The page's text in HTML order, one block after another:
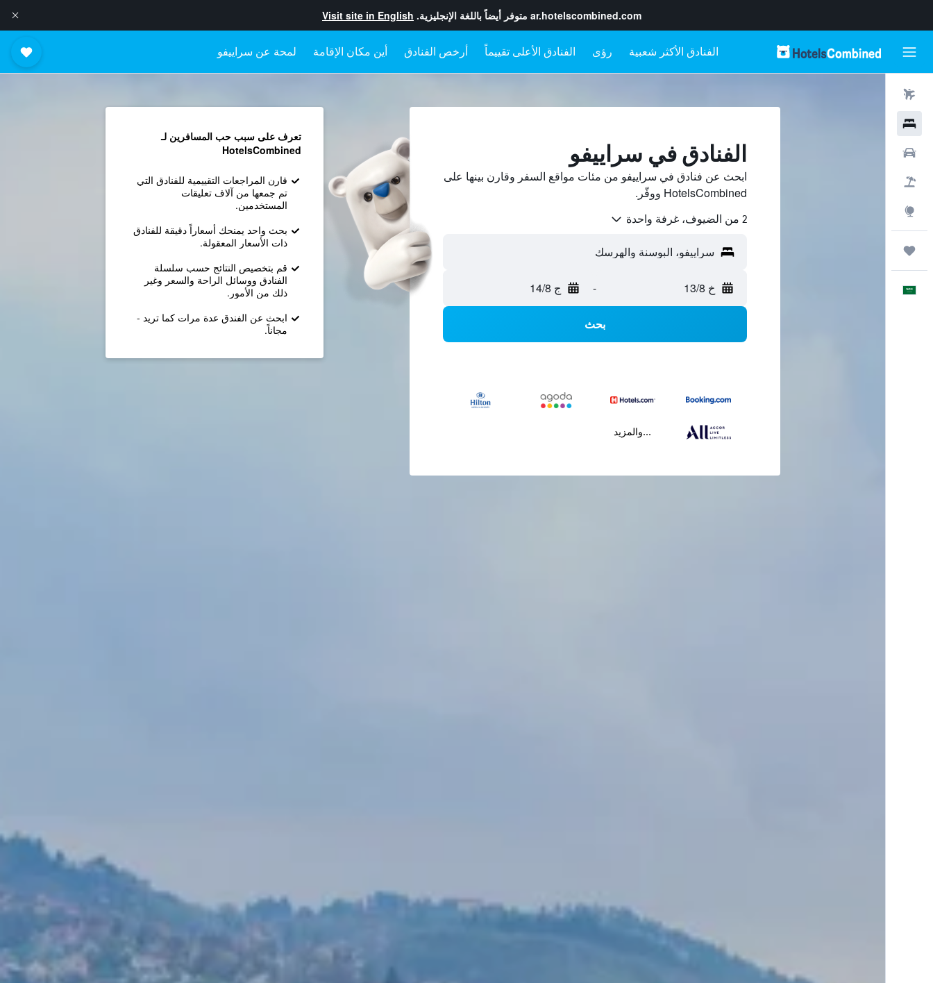
ar.hotelscombined.com متوفر أيضاً باللغة الإنجليزية. Visit site in English
رؤى الفنادق الأعلى تقييماً أرخص الفنادق أين مكان الإقامة لمحة عن سراييفو
الفنادق في سراييفو
ابحث عن فنادق في سراييفو من مئات مواقع السفر وقارن بينها على
HotelsCombined ووفّر.
2 من الضيوف، غرفة واحدة
خ 13/8 - ج 14/8
بحث
...والمزيد
تعرف على سبب حب المسافرين لـ
HotelsCombined
قارن المراجعات التقييمية للفنادق التي
تم جمعها من آلاف تعليقات
المستخدمين.
بحث واحد يمنحك أسعاراً دقيقة للفنادق
ذات الأسعار المعقولة.
قم بتخصيص النتائج حسب سلسلة
الفنادق ووسائل الراحة والسعر وغير
ذلك من الأمور.
ابحث عن الفندق عدة مرات كما تريد -
مجاناً.